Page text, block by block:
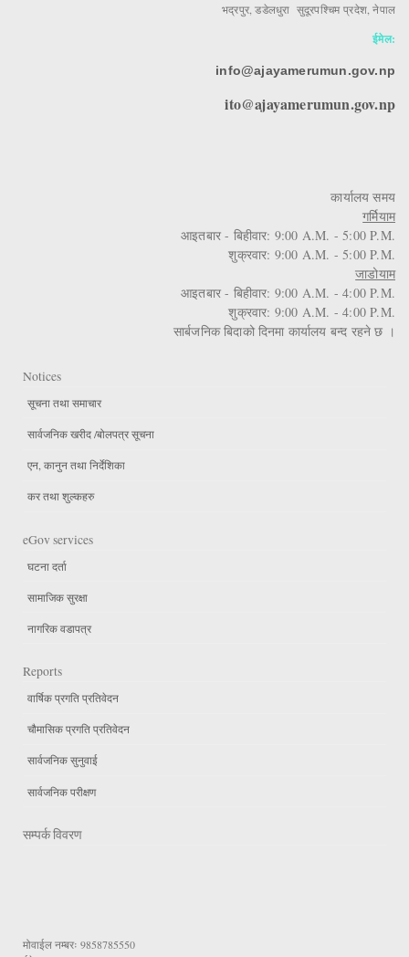
भद्रपुर, डडेलधुरा सुदूरपश्चिम प्रदेश, नेपाल
ईमेल:
info@ajayamerumun.gov.np
ito@ajayamerumun.gov.np
कार्यालय समय
गर्मियाम
आइतबार - बिहीवार: 9:00 A.M. - 5:00 P.M.
शुक्रवार: 9:00 A.M. - 5:00 P.M.
जाडोयाम
आइतबार - बिहीवार: 9:00 A.M. - 4:00 P.M.
शुक्रवार: 9:00 A.M. - 4:00 P.M.
सार्बजनिक बिदाको दिनमा कार्यालय बन्द रहने छ ।
Notices
सूचना तथा समाचार
सार्वजनिक खरीद /बोलपत्र सूचना
एन, कानुन तथा निर्देशिका
कर तथा शुल्कहरु
eGov services
घटना दर्ता
सामाजिक सुरक्षा
नागरिक वडापत्र
Reports
वार्षिक प्रगति प्रतिवेदन
चौमासिक प्रगति प्रतिवेदन
सार्वजनिक सुनुवाई
सार्वजनिक परीक्षण
सम्पर्क विवरण
मोवाईल नम्बरः 9858785550